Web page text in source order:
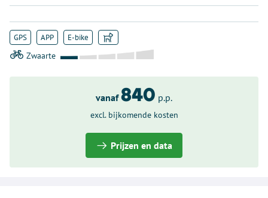
GPS APP E-bike
vanaf 840 p.p.
excl. bijkomende kosten
Prijzen en data